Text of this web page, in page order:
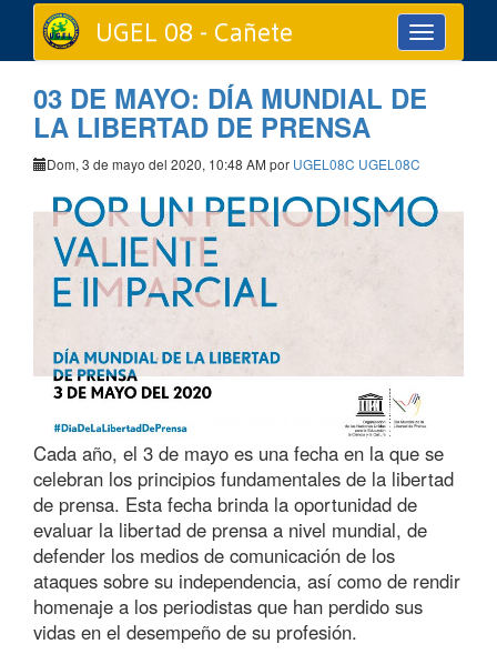
Toggle
navigation
UGEL 08 - Cañete
03 DE MAYO: DÍA MUNDIAL DE
LA LIBERTAD DE PRENSA
Dom, 3 de mayo del 2020, 10:48 AM por UGEL08C UGEL08C
Cada año, el 3 de mayo es una fecha en la que se
celebran los principios fundamentales de la libertad
de prensa. Esta fecha brinda la oportunidad de
evaluar la libertad de prensa a nivel mundial, de
defender los medios de comunicación de los
ataques sobre su independencia, así como de rendir
homenaje a los periodistas que han perdido sus
vidas en el desempeño de su profesión.